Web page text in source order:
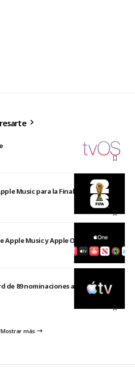
Music para la Final del Mundial
Apple Music y Apple One en 2026
de 89 nominaciones a los premios
Mostrar más